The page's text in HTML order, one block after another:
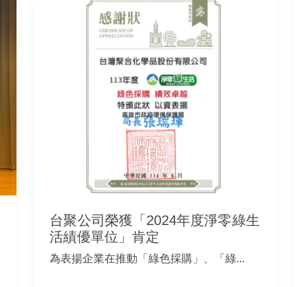
台聚公司榮獲「2024年度淨零綠生
活績優單位」肯定
為表揚企業在推動「綠色採購」、「綠...